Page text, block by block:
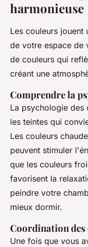
harmonieuse
Les couleurs
de votre espace de
de couleurs qui
créant une
Comprendre la
La psychologie des
les teintes qui
Les couleurs
peuvent stimuler
que les couleurs
favorisent la
peindre votre
mieux dormir.
Coordination des
Une fois que vous